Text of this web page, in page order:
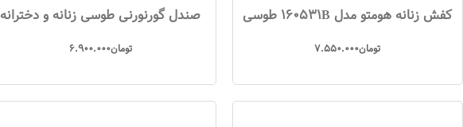
کفش زنانه هومتو مدل 160531B طوسی
تومان7.550.000
صندل گورنورنی طوسی زنانه و دخترانه
تومان6.900.000